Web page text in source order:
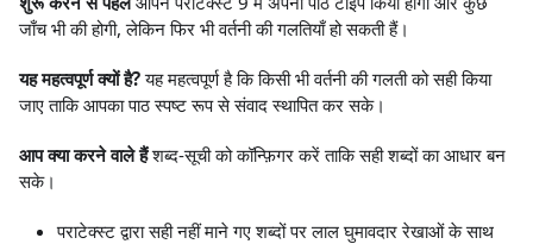
जाँच भी की होगी, लेकिन फिर भी वर्तनी की गलतियाँ हो सकती हैं।
यह महत्वपूर्ण क्यों है?यह महत्वपूर्ण है कि किसी भी वर्तनी की गलती को सही किया
जाए ताकि आपका पाठ स्पष्ट रूप से संवाद स्थापित कर सके।
आप क्या करने वाले हैंशब्द-सूची को कॉन्फ़िगर करें ताकि सही शब्दों का आधार बन
सके।
पराटेक्स्ट द्वारा सही नहीं माने गए शब्दों पर लाल घुमावदार रेखाओं के साथ